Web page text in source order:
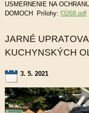
USMERNENIE NA
DOMOCH Prílohy: f3268.pdf
JARNÉ
KUCHYNSKÝCH
3. 5. 2021